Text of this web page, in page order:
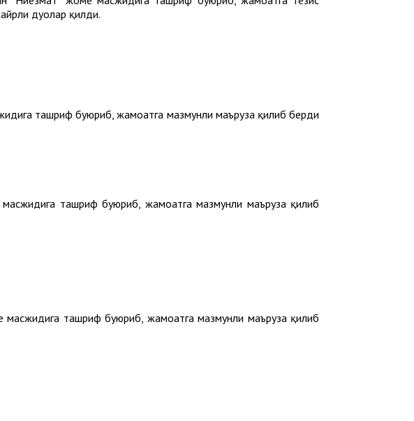
дуолар қилди.
ташриф буюриб, жамоатга мазмунли маъруза қилиб берди
ташриф буюриб, жамоатга мазмунли маъруза қилиб
ташриф буюриб, жамоатга мазмунли маъруза қилиб